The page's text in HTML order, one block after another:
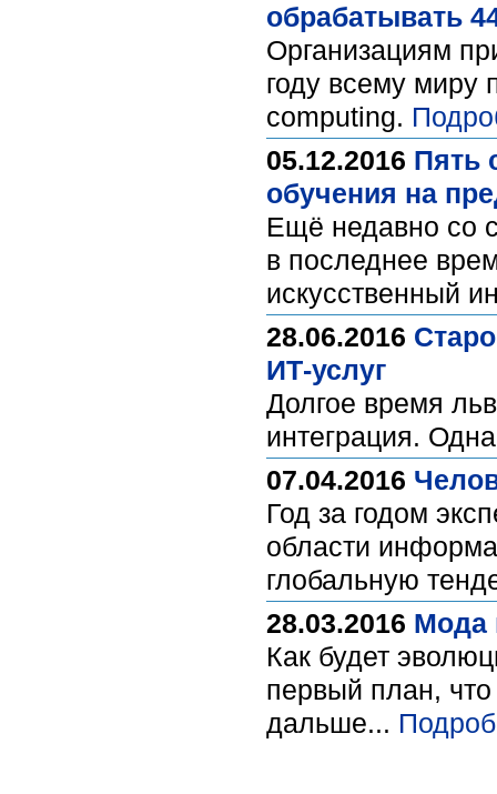
обрабатывать
Организациям
году всему миру
computing.
05.12.2016 Пять
обучения на
Ещё недавно со
в последнее
искусственный
28.06.2016
ИТ-услуг
Долгое время
интеграция.
07.04.2016
Год за годом
области
глобальную
28.03.2016 Мода
Как будет
первый план,
дальше...